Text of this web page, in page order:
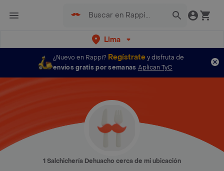
Lima
¿Nuevo en Rappi? Regístratey disfruta de
envíos gratis por semanas Aplican TyC
1 Salchichería Dehuacho cerca de mi ubicación